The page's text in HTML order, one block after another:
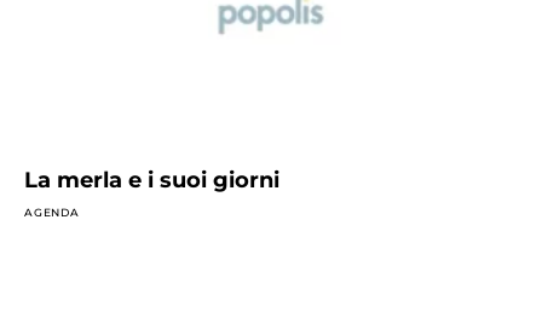
La merla e i suoi giorni
AGENDA